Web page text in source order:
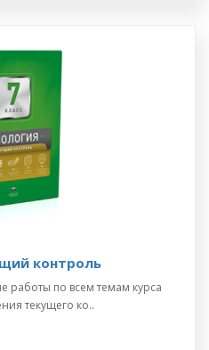
контроль
работы по всем темам курса
текущего ко..